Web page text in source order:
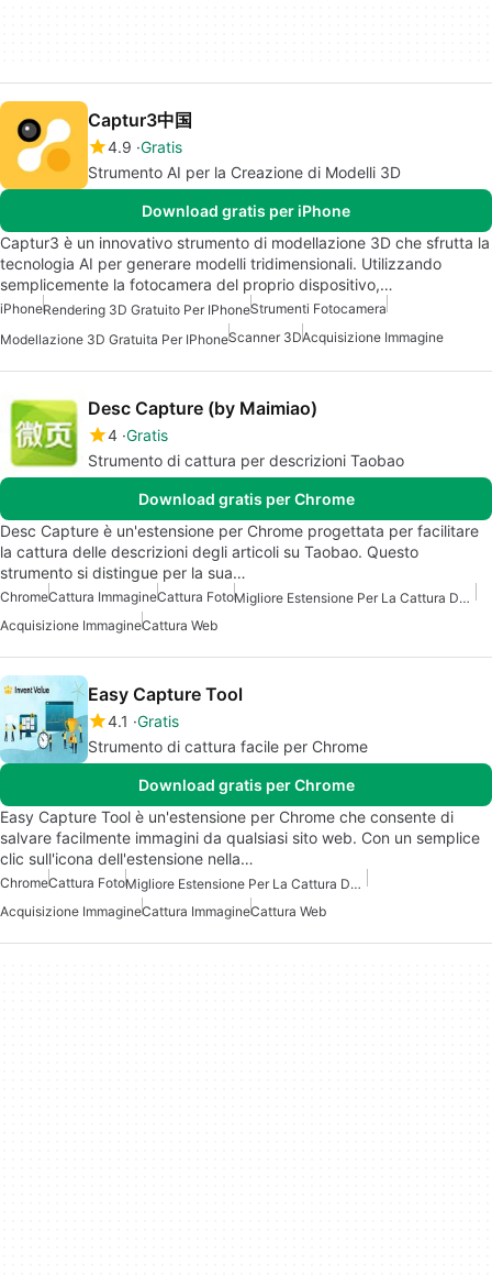
Captur3中国
4.9 Gratis
Strumento AI per la Creazione di Modelli 3D
Download gratis per iPhone
Captur3 è un innovativo strumento di modellazione 3D che sfrutta la
tecnologia AI per generare modelli tridimensionali. Utilizzando
semplicemente la fotocamera del proprio dispositivo,…
iPhoneRendering 3D Gratuito Per IPhoneStrumenti Fotocamera
Modellazione 3D Gratuita Per IPhoneScanner 3DAcquisizione Immagine
Desc Capture (by Maimiao)
4 Gratis
Strumento di cattura per descrizioni Taobao
Download gratis per Chrome
Desc Capture è un'estensione per Chrome progettata per facilitare
la cattura delle descrizioni degli articoli su Taobao. Questo
strumento si distingue per la sua…
ChromeCattura ImmagineCattura Foto
Migliore Estensione Per La Cattura Dello Schermo Per Chrome
Acquisizione ImmagineCattura Web
Easy Capture Tool
4.1 Gratis
Strumento di cattura facile per Chrome
Download gratis per Chrome
Easy Capture Tool è un'estensione per Chrome che consente di
salvare facilmente immagini da qualsiasi sito web. Con un semplice
clic sull'icona dell'estensione nella…
ChromeCattura Foto
Migliore Estensione Per La Cattura Dello Schermo Per Chrome
Acquisizione ImmagineCattura ImmagineCattura Web